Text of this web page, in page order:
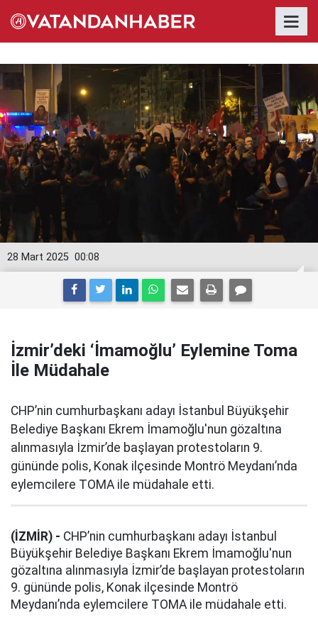
00:08
28 Mart 2025
İzmir’deki ‘İmamoğlu’ Eylemine Toma
İle Müdahale
CHP’nin cumhurbaşkanı adayı İstanbul Büyükşehir
Belediye Başkanı Ekrem İmamoğlu'nun gözaltına
alınmasıyla İzmir’de başlayan protestoların 9.
gününde polis, Konak ilçesinde Montrö Meydanı’nda
eylemcilere TOMA ile müdahale etti.
(İZMİR) - CHP’nin cumhurbaşkanı adayı İstanbul
Büyükşehir Belediye Başkanı Ekrem İmamoğlu'nun
gözaltına alınmasıyla İzmir’de başlayan protestoların
9. gününde polis, Konak ilçesinde Montrö
Meydanı’nda eylemcilere TOMA ile müdahale etti.